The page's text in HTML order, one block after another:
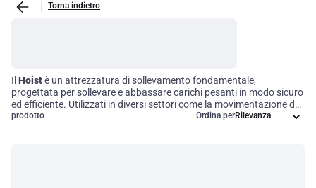
Torna indietro
Il Hoistè un attrezzatura di sollevamento fondamentale,
progettata per sollevare e abbassare carichi pesanti in modo sicuro
ed efficiente. Utilizzati in diversi settori come la movimentazione dei
materiali, l'edilizia e le operazioni di manutenzione, i hoist possono
prodotto Ordina per